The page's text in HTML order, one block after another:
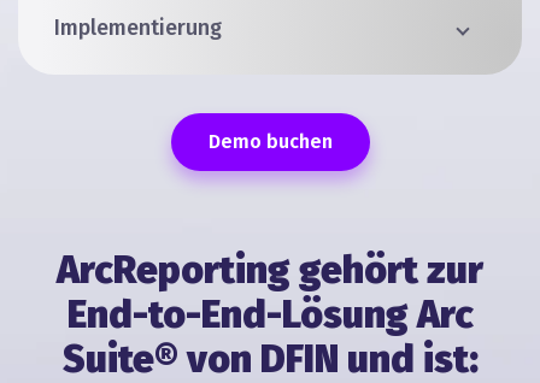
Implementierung
Demo buchen
ArcReporting gehört zur
End-to-End-Lösung Arc
Suite® von DFIN und ist: